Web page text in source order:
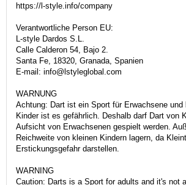
https://l-style.info/company
Verantwortliche Person EU:
L-style Dardos S.L.
Calle Calderon 54, Bajo 2.
Santa Fe, 18320, Granada, Spanien
E-mail: info@lstyleglobal.com
WARNUNG
Achtung: Dart ist ein Sport für Erwachsene
Kinder ist es gefährlich. Deshalb darf Dart von
Aufsicht von Erwachsenen gespielt werden.
Reichweite von kleinen Kindern lagern, da
Erstickungsgefahr darstellen.
WARNING
Caution: Darts is a Sport for adults and it's not